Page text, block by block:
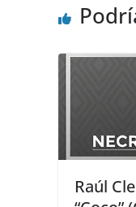
Raúl